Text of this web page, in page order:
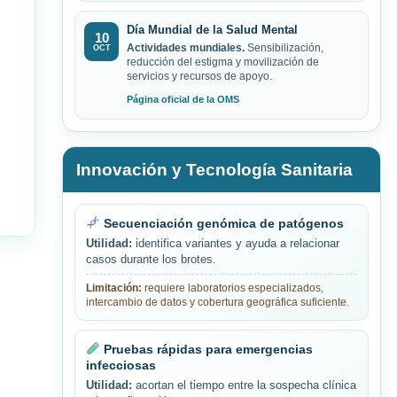
10
OCT
Día Mundial de la Salud Mental
Actividades mundiales. Sensibilización,
reducción del estigma y movilización de
servicios y recursos de apoyo.
Página oficial de la OMS
Innovación y Tecnología Sanitaria
Secuenciación genómica de patógenos
Utilidad: identifica variantes y ayuda a relacionar
casos durante los brotes.
Limitación: requiere laboratorios especializados,
intercambio de datos y cobertura geográfica suficiente.
Pruebas rápidas para emergencias
infecciosas
Utilidad: acortan el tiempo entre la sospecha clínica